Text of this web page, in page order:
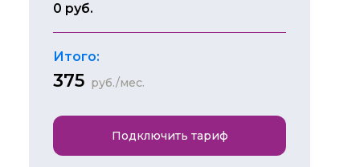
0 руб.
Итого:
375 руб./мес.
Подключить тариф